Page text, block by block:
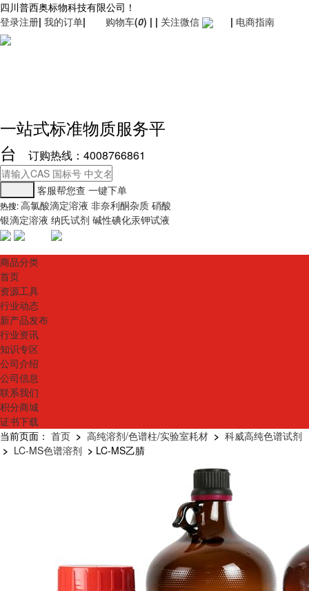
四川普西奥标物科技有限公司！
登录注册| 我的订单| 购物车(0) | | 关注微信 | 电商指南
一站式标准物质服务平
台
订购热线：4008766861
客服帮您查 一键下单
热搜:高氯酸滴定溶液 非奈利酮杂质 硝酸
银滴定溶液 纳氏试剂 碱性碘化汞钾试液
商品分类
首页
资源工具
行业动态
新产品发布
行业资讯
知识专区
公司介绍
公司信息
联系我们
积分商城
证书下载
当前页面： 首页 > 高纯溶剂/色谱柱/实验室耗材 > 科威高纯色谱试剂
> LC-MS色谱溶剂 > LC-MS乙腈